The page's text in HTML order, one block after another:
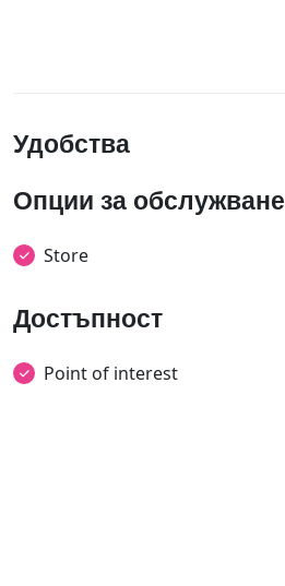
Удобства
Опции за обслужване
Store
Достъпност
Point of interest